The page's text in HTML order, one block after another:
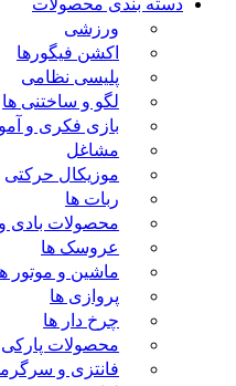
دسته بندی محصولات
ورزشی
اکشن فیگورها
پلیسی نظامی
لگو و ساختنی ها
بازی فکری و آموزشی
مشاغل
موزیکال حرکتی
ربات ها
محصولات بادی و آبی
عروسک ها
ماشین و موتور ها
پروازی ها
چرخ دار ها
محصولات پارکی
فانتزی و سرگرمی